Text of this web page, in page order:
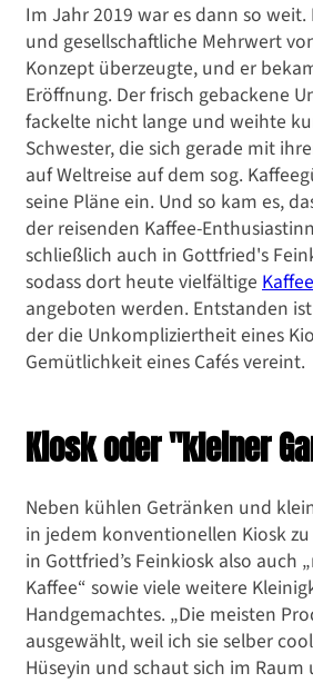
Im Jahr 2019 war es dann so
und gesellschaftliche Mehrwert
Konzept überzeugte, und er
Eröffnung. Der frisch gebackene
fackelte nicht lange und weihte
Schwester, die sich gerade mit
auf Weltreise auf dem sog.
seine Pläne ein. Und so kam es,
der reisenden Kaffee-
schließlich auch in Gottfried's
sodass dort heute vielfältige
angeboten werden. Entstanden
der die Unkompliziertheit eines
Gemütlichkeit eines Cafés vereint.
Kiosk oder "kleiner
Neben kühlen Getränken und
in jedem konventionellen Kiosk
in Gottfried’s Feinkiosk also auch
Kaffee“ sowie viele weitere
Handgemachtes. „Die meisten
ausgewählt, weil ich sie selber
Hüseyin und schaut sich im Raum